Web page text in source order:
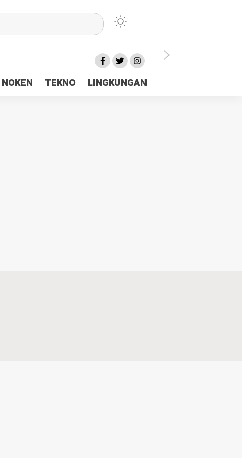
NOKEN TEKNO LINGKUNGAN
Ceria Tanah Papua
Daerah Rp23 Miliar Disorot